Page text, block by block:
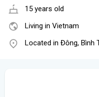
15 years old
Living in Vietnam
Located in Đông, Bình